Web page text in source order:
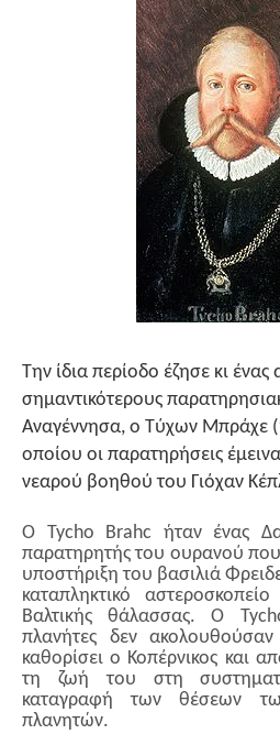
Την ίδια περίοδο έζησε κι ένας
σημαντικότερους
Αναγέννησα, ο Τύχων Μπράχε
οποίου οι παρατηρήσεις
νεαρού βοηθού του Γιόχαν
Ο Tycho Brahc ήταν ένας
παρατηρητής του ουρανού
υποστήριξη του βασιλιά
καταπληκτικό
Βαλτικής θάλασσας. O
πλανήτες δεν
καθορίσει ο Κοπέρνικος και
τη ζωή του στη
καταγραφή των θέσεων
πλανητών.